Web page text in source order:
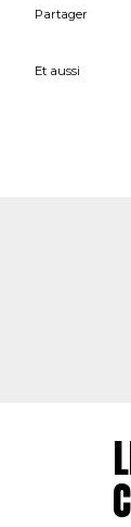
Partager
Et aussi